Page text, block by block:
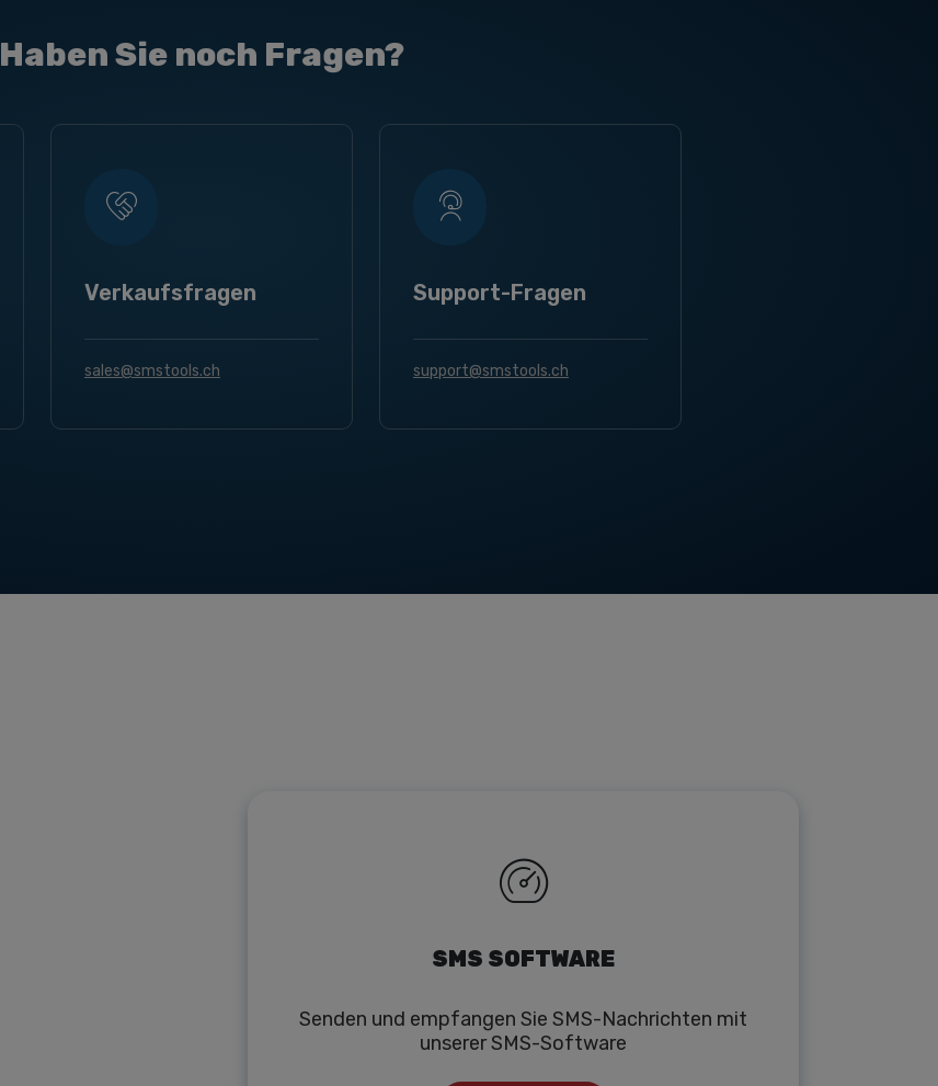
Haben Sie noch Fragen?
Verkaufsfragen
sales@smstools.ch
Support-Fragen
support@smstools.ch
SMS SOFTWARE
Senden und empfangen Sie SMS-Nachrichten mit
unserer SMS-Software